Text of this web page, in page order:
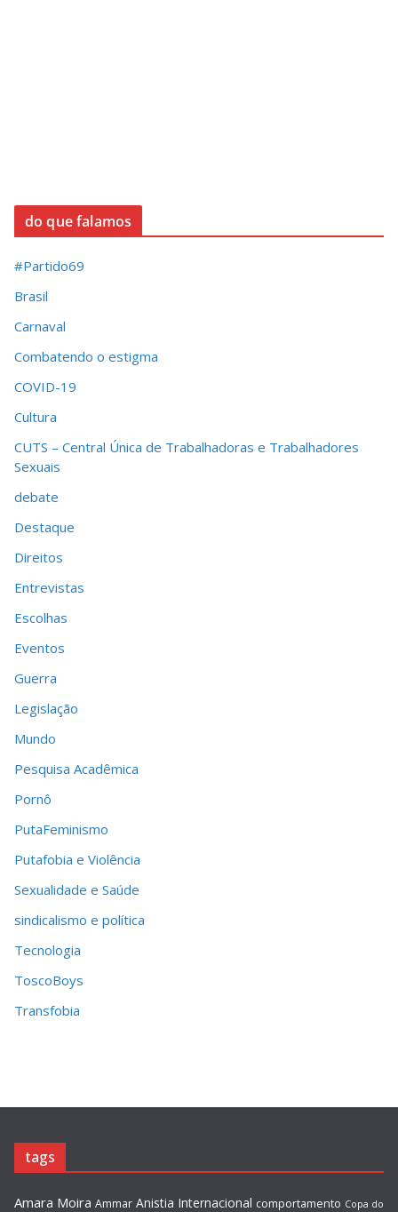
do que falamos
#Partido69
Brasil
Carnaval
Combatendo o estigma
COVID-19
Cultura
CUTS – Central Única de Trabalhadoras e Trabalhadores
Sexuais
debate
Destaque
Direitos
Entrevistas
Escolhas
Eventos
Guerra
Legislação
Mundo
Pesquisa Acadêmica
Pornô
PutaFeminismo
Putafobia e Violência
Sexualidade e Saúde
sindicalismo e política
Tecnologia
ToscoBoys
Transfobia
tags
Amara Moira Ammar Anistia Internacional comportamento Copa do